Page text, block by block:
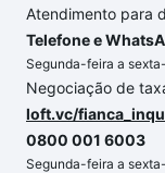
Atendimento para
Telefone e
Segunda-feira a
Negociação de
loft.vc/
0800 001 6003
Segunda-feira a